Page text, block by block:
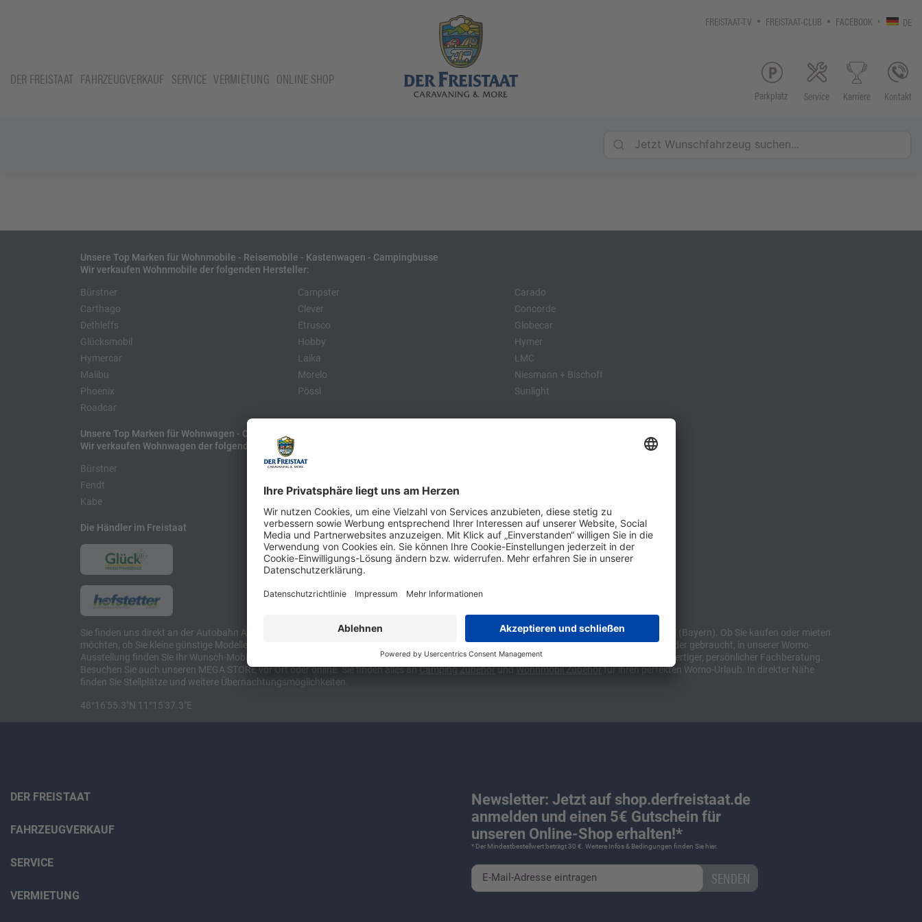
FREISTAAT-TV FREISTAAT-CLUB FACEBOOK DE
DER FREISTAAT FAHRZEUGVERKAUF SERVICE VERMIETUNG ONLINE SHOP
Parkplatz Service Karriere Kontakt
Unsere Top Marken für Wohnmobile - Reisemobile - Kastenwagen - Campingbusse
Wir verkaufen Wohnmobile der folgenden Hersteller:
Bürstner
Carthago
Dethleffs
Glücksmobil
Hymercar
Malibu
Phoenix
Roadcar
Campster
Clever
Etrusco
Hobby
Laika
Morelo
Pössl
Carado
Concorde
Globecar
Hymer
LMC
Niesmann + Bischoff
Sunlight
Unsere Top Marken für Wohnwagen - Caravans
Wir verkaufen Wohnwagen der folgenden Hersteller:
Bürstner
Fendt
Kabe
Hobby
LMC
Die Händler im Freistaat
Sie finden uns direkt an der Autobahn A8 zwischen München und Stuttgart, 10 Minuten vor der Stadtgrenze Münchens, Ausfahrt "Sulzemoos" (Bayern). Ob Sie kaufen oder mieten
möchten, ob Sie kleine günstige Modelle suchen, etwa kompakte Camper Vans, oder den puren Luxus. Ob Caravan oder Wohnmobil, ob neu oder gebraucht, in unserer Womo-
Ausstellung finden Sie Ihr Wunsch-Mobil und alles für Camping und Caravaning! Wohnmobilverkauf und Wohnwagenverkauf inklusive hochwertiger, persönlicher Fachberatung.
Besuchen Sie auch unseren MEGA STORE vor Ort oder online. Sie finden alles anCampingZubehörundWohnmobil Zubehörfür ihren perfekten Womo-Urlaub. In direkter Nähe
finden Sie Stellplätze und weitere Übernachtungsmöglichkeiten.
48°16'55.3"N 11°15'37.3"E
DER FREISTAAT
FAHRZEUGVERKAUF
SERVICE
VERMIETUNG
Newsletter: Jetzt auf shop.derfreistaat.de
anmelden und einen 5€ Gutschein für
unseren Online-Shop erhalten!*
* Der Mindestbestellwert beträgt 30 €. Weitere Infos & Bedingungen finden Sie hier.